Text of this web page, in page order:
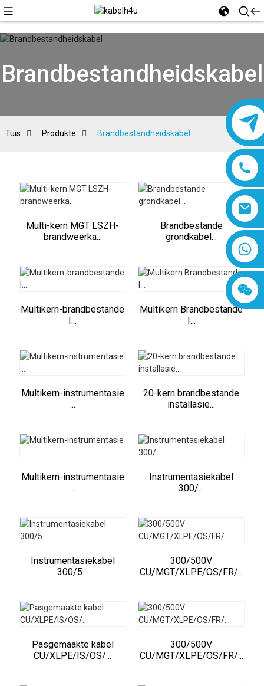
8618019377761
Brandbestandheidskabel
Tuis Produkte Brandbestandheidskabel
Multi-kern MGT LSZH-
brandweerka...
Brandbestande
grondkabel...
Multikern-brandbestande
I...
Multikern Brandbestande
I...
Multikern-instrumentasie
...
20-kern brandbestande
installasie...
Multikern-instrumentasie
...
Instrumentasiekabel
300/...
Instrumentasiekabel
300/5...
300/500V
CU/MGT/XLPE/OS/FR/...
Pasgemaakte kabel
CU/XLPE/IS/OS/...
300/500V
CU/MGT/XLPE/OS/FR/...